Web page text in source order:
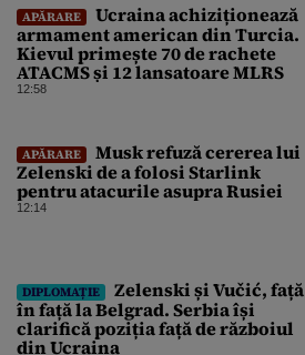
APĂRARE
Ucraina achiziționează
armament american din Turcia.
Kievul primește 70 de rachete
ATACMS și 12 lansatoare MLRS
12:58
APĂRARE
Musk refuză cererea lui
Zelenski de a folosi Starlink
pentru atacurile asupra Rusiei
12:14
DIPLOMAȚIE
Zelenski și Vučić, față
în față la Belgrad. Serbia își
clarifică poziția față de războiul
din Ucraina